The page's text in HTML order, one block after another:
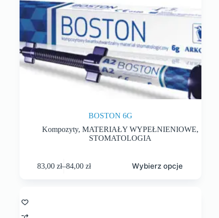
BOSTON 6G
Kompozyty,MATERIAŁY WYPEŁNIENIOWE,
STOMATOLOGIA
83,00 zł–84,00 zł Wybierz opcje